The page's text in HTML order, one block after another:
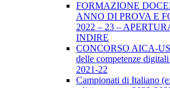
FORMAZIONE
ANNO DI PROVA E
2022 – 23 –
INDIRE
CONCORSO AICA-
delle competenze
2021-22
Campionati di Italiano